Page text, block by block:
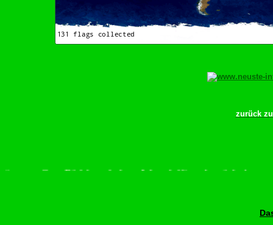
zurück
scrollen–Rädchen drehen–Wurschdfingr bewächn!